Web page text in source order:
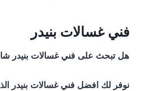
فني غسالات بنيدر
هل تبحث على فني غسالات بنيدر
نوفر لك افضل فني غسالات بنيدر